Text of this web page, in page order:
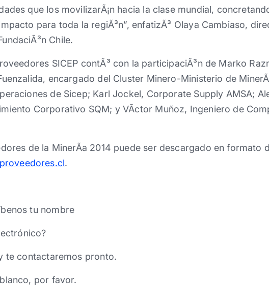
que los movilizarÃ¡n hacia la clase mundial,
para toda la regiÃ³n”, enfatizÃ³ Olaya Cambiaso,
Chile.
SICEP contÃ³ con la participaciÃ³n de Marko
encargado del Cluster Minero-Ministerio de
de Sicep; Karl Jockel, Corporate Supply AMSA;
Corporativo SQM; y VÃ­ctor Muñoz, Ingeniero de
de la MinerÃ­a 2014 puede ser descargado en formato
.
tu nombre
te contactaremos pronto.
por favor.